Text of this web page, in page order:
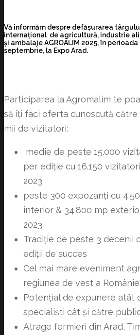
Vă informăm despre defășurarea
internațional de agricultură, industrie
și ambalaje AGROALIM 2025, în perioada
septembrie, la Expo Arad.
Participarea la Agromalim te
să îți faci oferta cunoscută către
mii de vizitatori:
medie de peste 15.000
per ediție cu 16.150
2023
peste 300 expozanți cu
interior & 34.800 mp
2023
Tradiție de peste 3 decenii
ediții de succes
Cel mai mare eveniment
regiunea de vest a
Potențial de expunere atât
specialiști cât și către
Atrage fermieri din Arad,